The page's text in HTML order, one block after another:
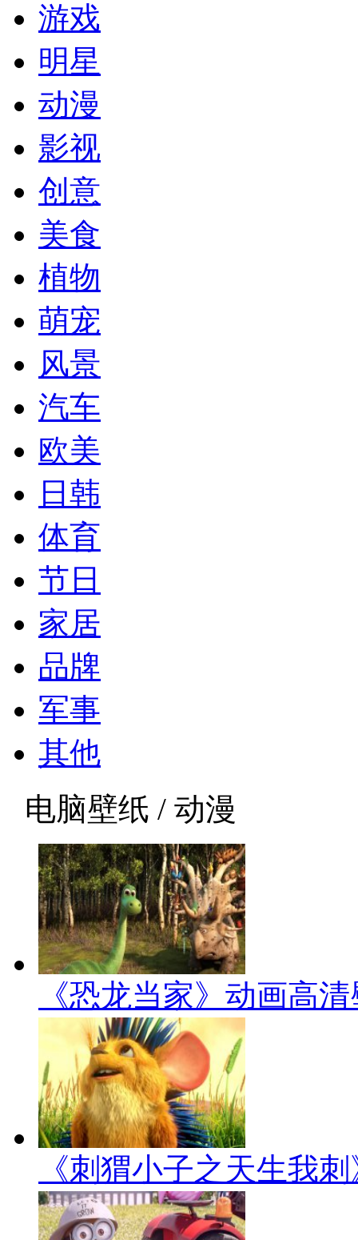
游戏
明星
动漫
影视
创意
美食
植物
萌宠
风景
汽车
欧美
日韩
体育
节日
家居
品牌
军事
其他
电脑壁纸 / 动漫
《恐龙当家》动画高
《刺猬小子之天生我